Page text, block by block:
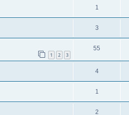
1
3
1 2 3
55
4
1
2